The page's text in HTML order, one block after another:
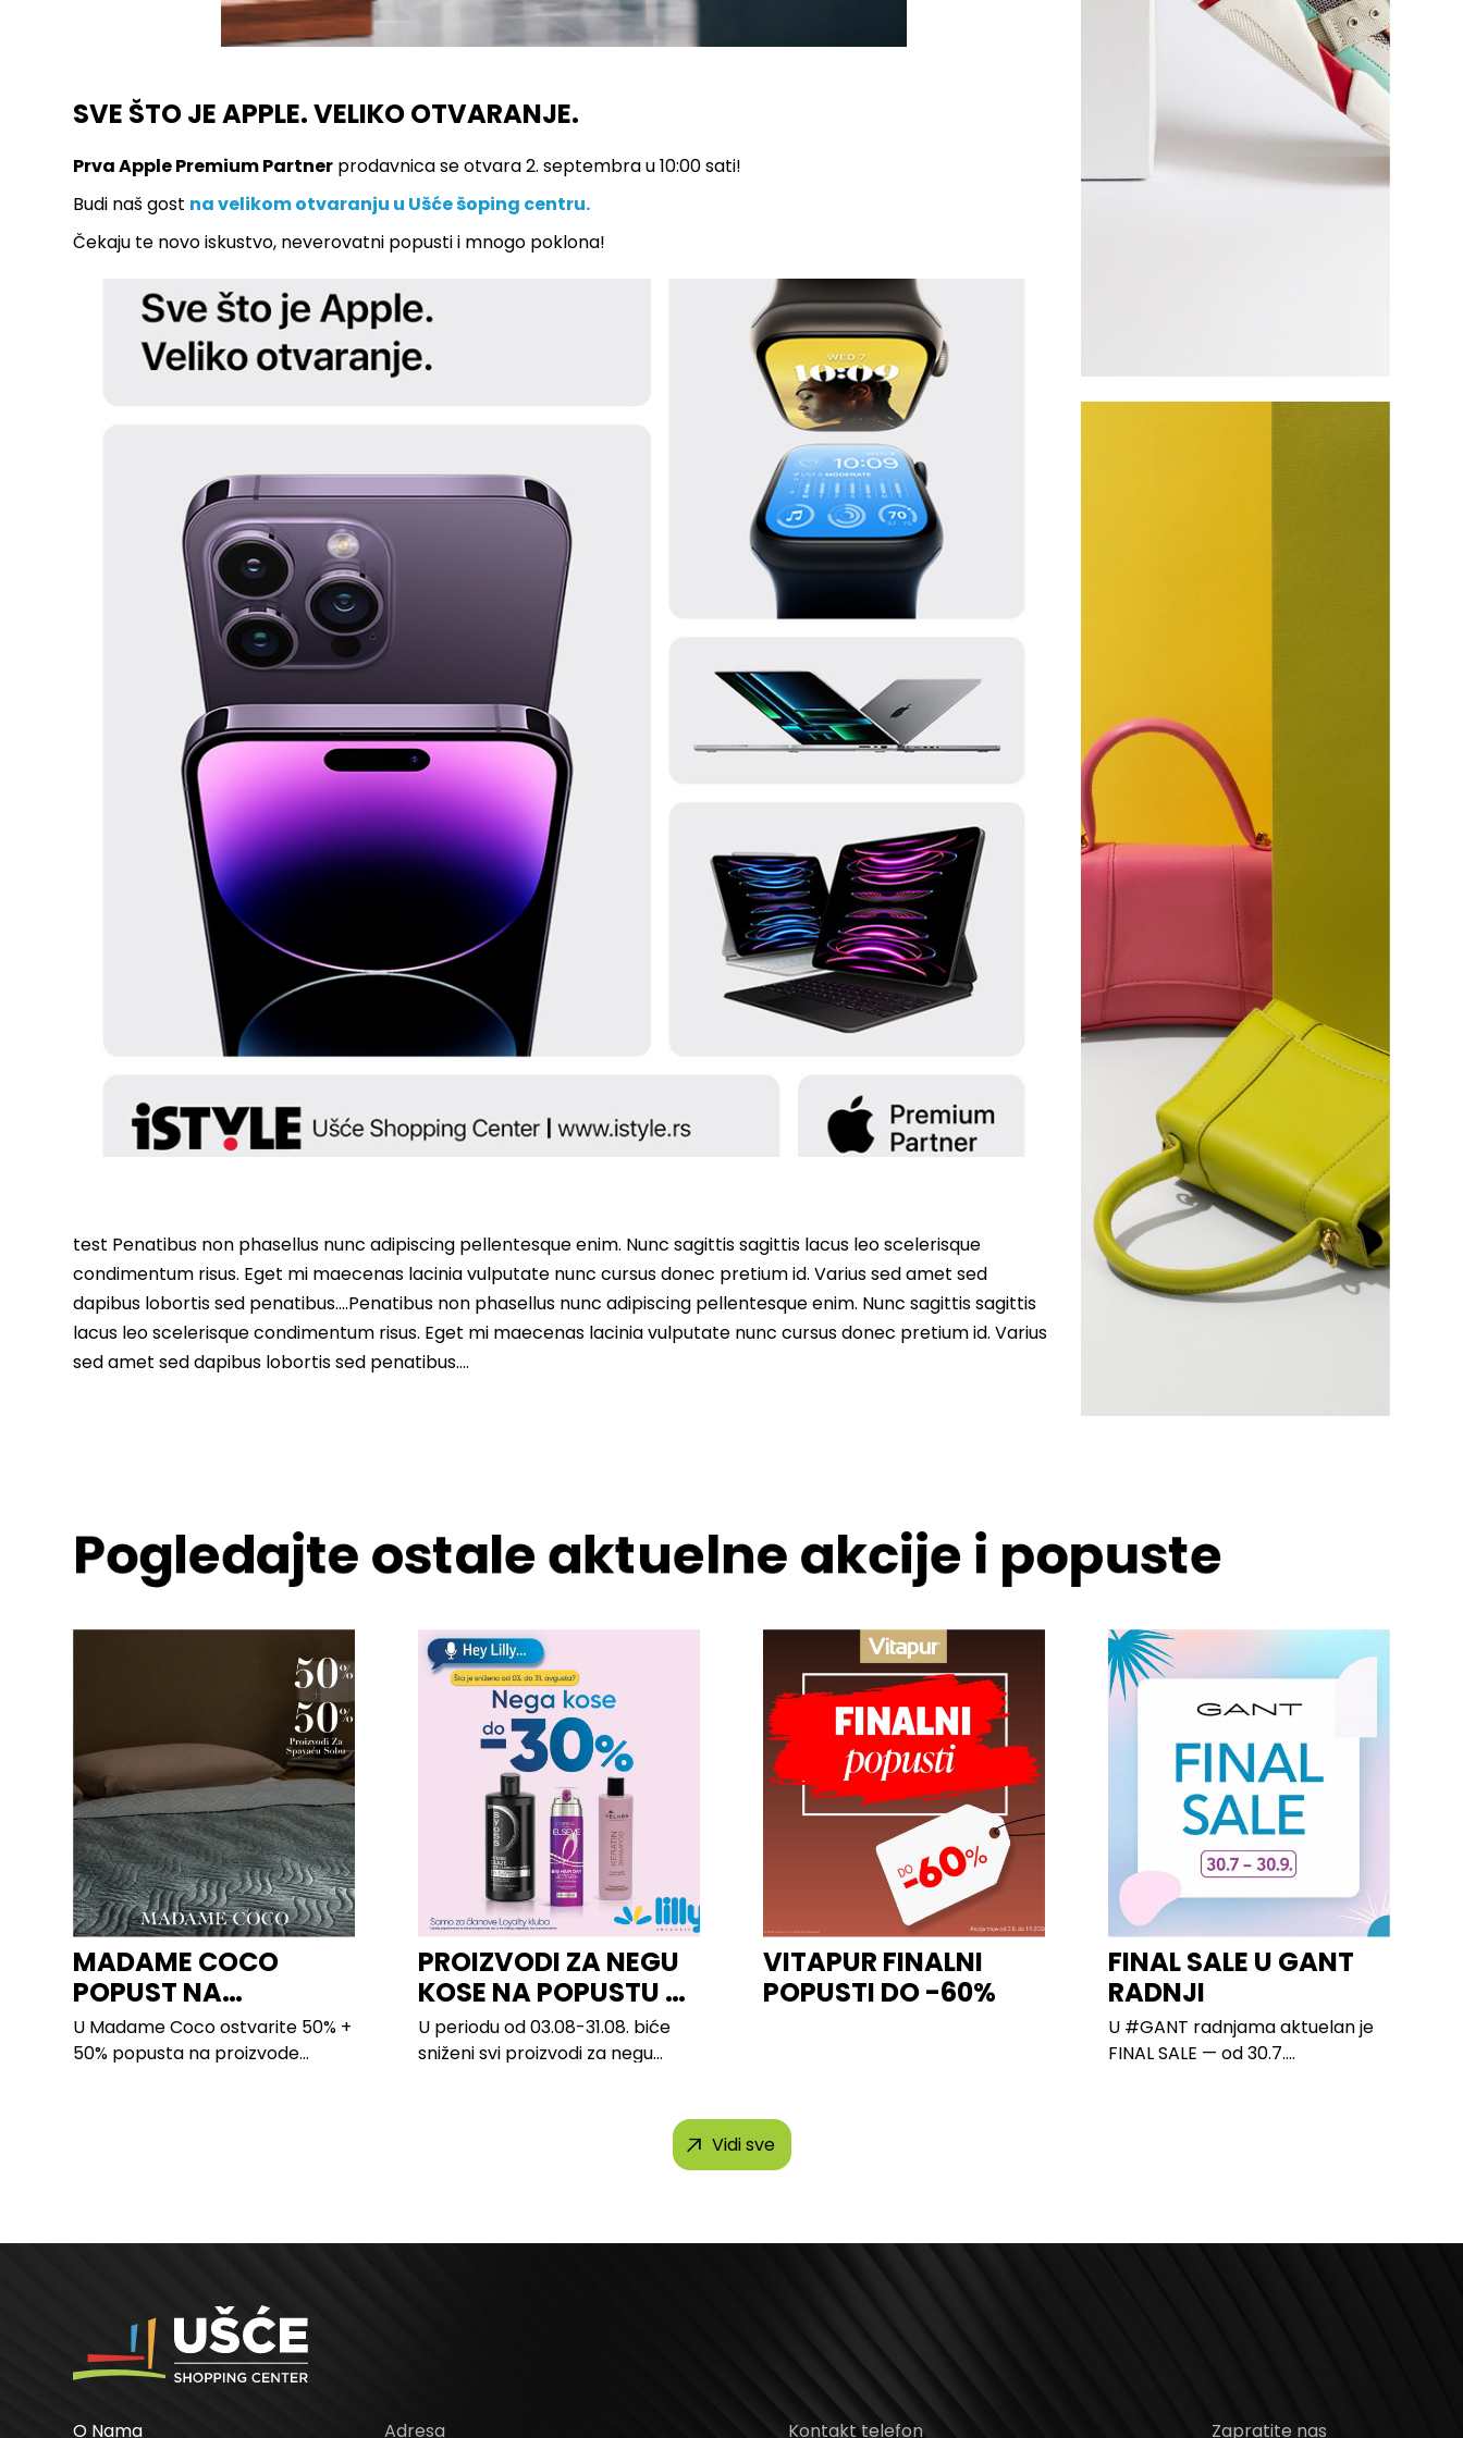
SVE ŠTO JE APPLE. VELIKO OTVARANJE.
Prva Apple Premium Partner prodavnica se otvara 2. septembra u 10:00 sati!
Budi naš gost na velikom otvaranju u Ušće šoping centru.
Čekaju te novo iskustvo, neverovatni popusti i mnogo poklona!
test Penatibus non phasellus nunc adipiscing pellentesque enim. Nunc sagittis sagittis lacus leo scelerisque
condimentum risus. Eget mi maecenas lacinia vulputate nunc cursus donec pretium id. Varius sed amet sed
dapibus lobortis sed penatibus….Penatibus non phasellus nunc adipiscing pellentesque enim. Nunc sagittis sagittis
lacus leo scelerisque condimentum risus. Eget mi maecenas lacinia vulputate nunc cursus donec pretium id. Varius
sed amet sed dapibus lobortis sed penatibus….
Pogledajte ostale aktuelne akcije i popuste
MADAME COCO
POPUST NA
PROIZVODE ZA
SPAVAĆU SOBU
U Madame Coco ostvarite 50% +
50% popusta na proizvode...
PROIZVODI ZA NEGU
KOSE NA POPUSTU U
LILLY
U periodu od 03.08-31.08. biće
sniženi svi proizvodi za negu
VITAPUR FINALNI
POPUSTI DO -60%
FINAL SALE U GANT
RADNJI
U #GANT radnjama aktuelan je
FINAL SALE — od 30.7....
Vidi sve
O Nama Adresa Kontakt telefon Zapratite nas